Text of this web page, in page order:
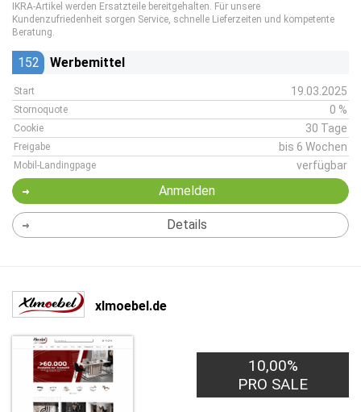
IKRA-Artikel werden Ersatzteile bereitgehalten. Für unsere
Kundenzufriedenheit sorgen Service, schnelle Lieferzeiten und kompetente
Beratung.
152 Werbemittel
Start 19.03.2025
Stornoquote 0 %
Cookie 30 Tage
Freigabe bis 6 Wochen
Mobil-Landingpage verfügbar
Anmelden
Details
xlmoebel.de
10,00%
PRO SALE